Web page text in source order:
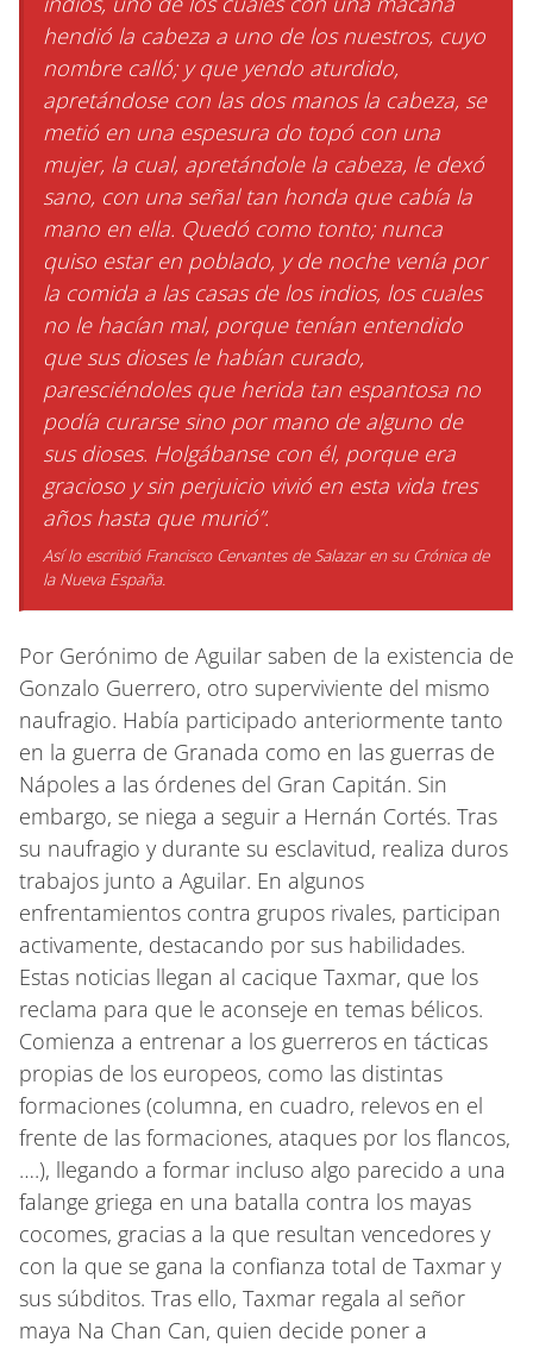
hendió la cabeza a uno de los nuestros, cuyo
nombre calló; y que yendo aturdido,
apretándose con las dos manos la cabeza, se
metió en una espesura do topó con una
mujer, la cual, apretándole la cabeza, le dexó
sano, con una señal tan honda que cabía la
mano en ella. Quedó como tonto; nunca
quiso estar en poblado, y de noche venía por
la comida a las casas de los indios, los cuales
no le hacían mal, porque tenían entendido
que sus dioses le habían curado,
paresciéndoles que herida tan espantosa no
podía curarse sino por mano de alguno de
sus dioses. Holgábanse con él, porque era
gracioso y sin perjuicio vivió en esta vida tres
años hasta que murió”.
Así lo escribió Francisco Cervantes de Salazar en suCrónica de
la Nueva España.
Por Gerónimo de Aguilar saben de la existencia de
Gonzalo Guerrero, otro superviviente del mismo
naufragio. Había participado anteriormente tanto
en la guerra de Granada como en las guerras de
Nápoles a las órdenes del Gran Capitán. Sin
embargo, se niega a seguir a Hernán Cortés. Tras
su naufragio y durante su esclavitud, realiza duros
trabajos junto a Aguilar. En algunos
enfrentamientos contra grupos rivales, participan
activamente, destacando por sus habilidades.
Estas noticias llegan al cacique Taxmar, que los
reclama para que le aconseje en temas bélicos.
Comienza a entrenar a los guerreros en tácticas
propias de los europeos, como las distintas
formaciones (columna, en cuadro, relevos en el
frente de las formaciones, ataques por los flancos,
….), llegando a formar incluso algo parecido a una
falange griega en una batalla contra los mayas
cocomes, gracias a la que resultan vencedores y
con la que se gana la confianza total de Taxmar y
sus súbditos. Tras ello, Taxmar regala al señor
maya Na Chan Can, quien decide poner a